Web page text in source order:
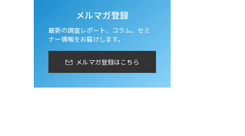
メルマガ登録
最新の調査レポート、コラム、セミ
ナー情報をお届けします。
メルマガ登録はこちら